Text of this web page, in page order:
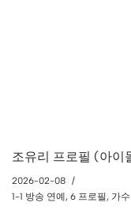
조유리 프로필 (아이
2026-02-08
1-1 방송 연예, 6 프로필, 가